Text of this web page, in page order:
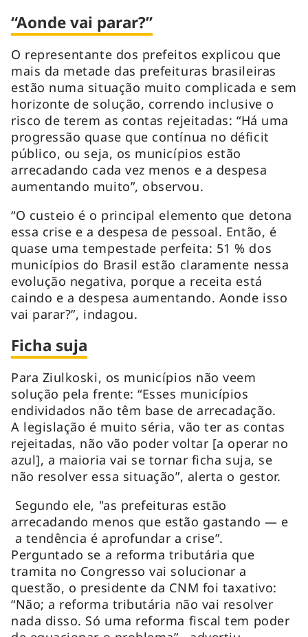
“Aonde vai parar?”
O representante dos prefeitos explicou que
mais da metade das prefeituras brasileiras
estão numa situação muito complicada e sem
horizonte de solução, correndo inclusive o
risco de terem as contas rejeitadas: “Há uma
progressão quase que contínua no déficit
público, ou seja, os municípios estão
arrecadando cada vez menos e a despesa
aumentando muito”, observou.
“O custeio é o principal elemento que detona
essa crise e a despesa de pessoal. Então, é
quase uma tempestade perfeita: 51 % dos
municípios do Brasil estão claramente nessa
evolução negativa, porque a receita está
caindo e a despesa aumentando. Aonde isso
vai parar?”, indagou.
Ficha suja
Para Ziulkoski, os municípios não veem
solução pela frente: “Esses municípios
endividados não têm base de arrecadação.
A legislação é muito séria, vão ter as contas
rejeitadas, não vão poder voltar [a operar no
azul], a maioria vai se tornar ficha suja, se
não resolver essa situação”, alerta o gestor.
Segundo ele, "as prefeituras estão
arrecadando menos que estão gastando — e
a tendência é aprofundar a crise”.
Perguntado se a reforma tributária que
tramita no Congresso vai solucionar a
questão, o presidente da CNM foi taxativo:
“Não; a reforma tributária não vai resolver
nada disso. Só uma reforma fiscal tem poder